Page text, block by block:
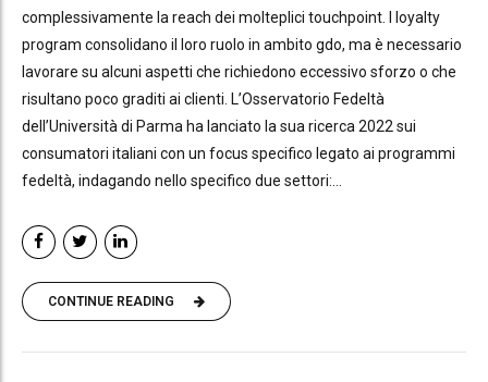
complessivamente la reach dei molteplici touchpoint. I loyalty
program consolidano il loro ruolo in ambito gdo, ma è necessario
lavorare su alcuni aspetti che richiedono eccessivo sforzo o che
risultano poco graditi ai clienti. L’Osservatorio Fedeltà
dell’Università di Parma ha lanciato la sua ricerca 2022 sui
consumatori italiani con un focus specifico legato ai programmi
fedeltà, indagando nello specifico due settori:...
CONTINUE READING